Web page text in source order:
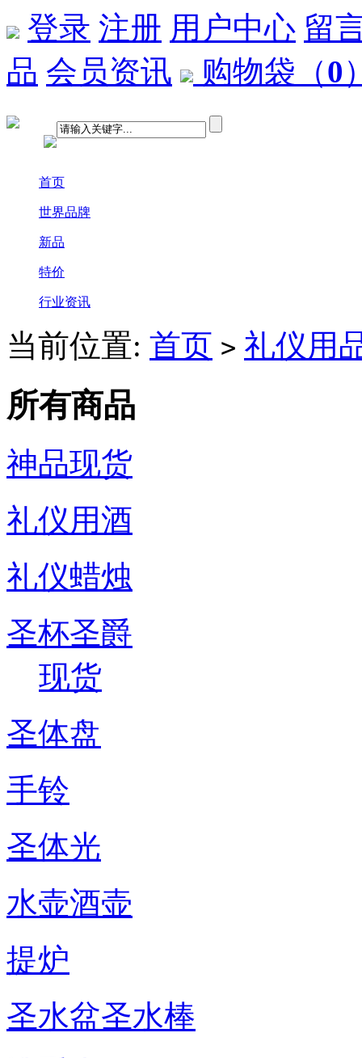
登录 注册 用户中心 留
品 会员资讯 购物袋 （0
首页
世界品牌
新品
特价
行业资讯
当前位置: 首页 > 礼仪用
所有商品
神品现货
礼仪用酒
礼仪蜡烛
圣杯圣爵
现货
圣体盘
手铃
圣体光
水壶酒壶
提炉
圣水盆圣水棒